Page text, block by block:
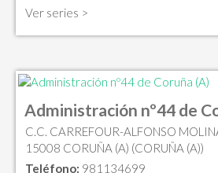
Ver series >
Administración nº44 de
C.C. CARREFOUR-ALFONSO
15008 CORUÑA (A) (CORUÑA (A))
Teléfono: 981134699